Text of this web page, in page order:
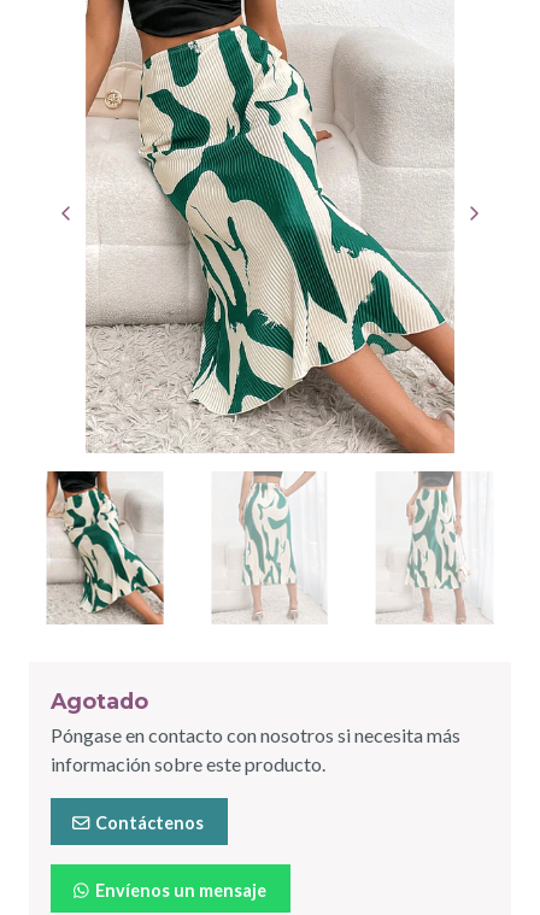
Agotado
Póngase en contacto con nosotros si necesita más
información sobre este producto.
Contáctenos
Envíenos un mensaje